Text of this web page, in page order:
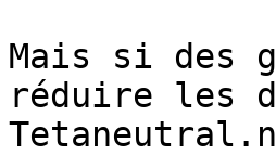
Mais si des
réduire les